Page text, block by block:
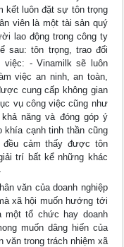
kết luôn đặt sự tôn trọng
viên là một tài sản quý
lao động trong công ty
sau: tôn trọng, trao đổi
việc: - Vinamilk sẽ luôn
việc an ninh, an toàn,
cung cấp không gian
vụ công việc cũng như
năng và đóng góp ý
khía cạnh tinh thần cũng
cảm thấy được tôn
trí bất kể những khác
văn của doanh nghiệp
xã hội muốn hướng tới
một tổ chức hay doanh
muốn dâng hiến của
văn trong trách nhiệm xã